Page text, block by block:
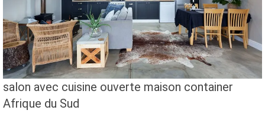
salon avec cuisine ouverte maison container
Afrique du Sud